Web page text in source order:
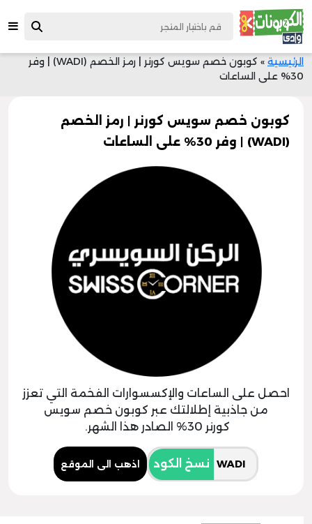
الرئيسية »
كوبون خصم سويس كورنر | رمز الخصم (WADI) | وفر
30% على الساعات
كوبون خصم سويس كورنر | رمز الخصم
(WADI) | وفر 30% على الساعات
احصل على الساعات والإكسسوارات الفخمة التي تعزز
من جاذبية إطلالتك عبر كوبون خصم سويس
كورنر 30% الصادر هذا الشهر.
نسخ الكود اذهب الى الموقع